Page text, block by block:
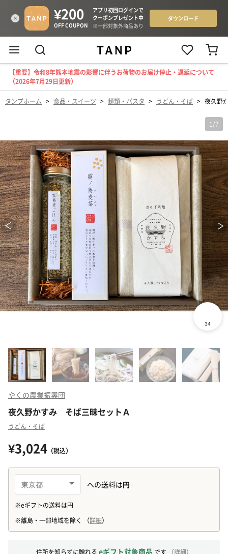
【重要】令和8年熊本地震の影響に伴うお荷物のお届け停止・遅延について
（2026年7月29日更新）
タンプホーム > 食品・スイーツ > 麺類・パスタ > うどん・そば > 夜久野
1 /7
やくの農業振興団
夜久野かすみ そば三昧セットＡ
うどん・そば
¥3,024 （税込）
住所を知らずに贈れる eギフト対象商品 です （詳細）